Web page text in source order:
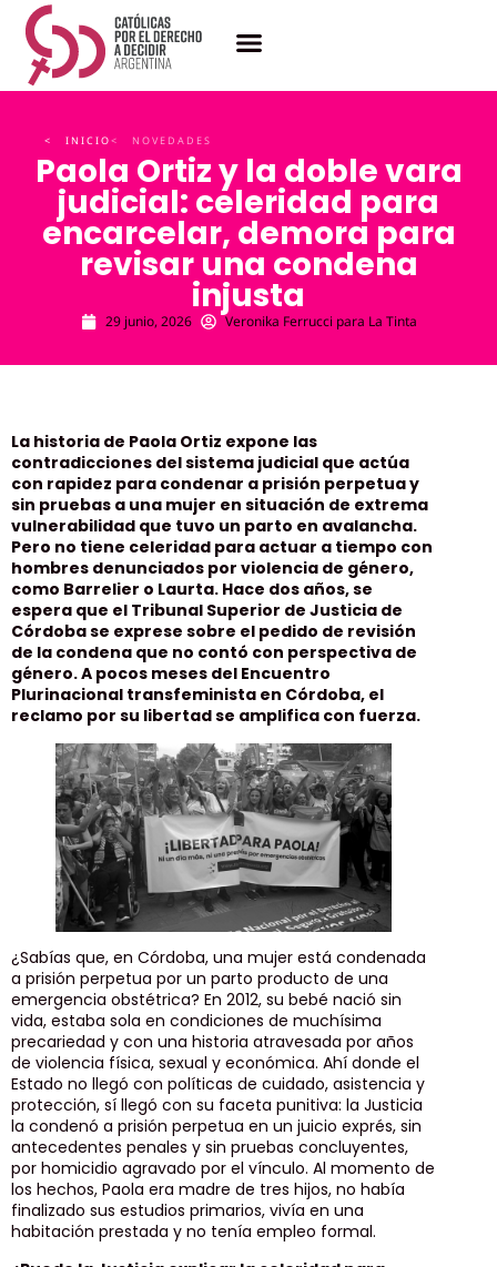
< INICIO< NOVEDADES
Paola Ortiz y la doble vara
judicial: celeridad para
encarcelar, demora para
revisar una condena
injusta
29 junio, 2026 Veronika Ferrucci para La Tinta
La historia de Paola Ortiz expone las
contradicciones del sistema judicial que actúa
con rapidez para condenar a prisión perpetua y
sin pruebas a una mujer en situación de extrema
vulnerabilidad que tuvo un parto en avalancha.
Pero no tiene celeridad para actuar a tiempo con
hombres denunciados por violencia de género,
como Barrelier o Laurta. Hace dos años, se
espera que el Tribunal Superior de Justicia de
Córdoba se exprese sobre el pedido de revisión
de la condena que no contó con perspectiva de
género. A pocos meses del Encuentro
Plurinacional transfeminista en Córdoba, el
reclamo por su libertad se amplifica con fuerza.
¿Sabías que, en Córdoba, una mujer está condenada
a prisión perpetua por un parto producto de una
emergencia obstétrica? En 2012, su bebé nació sin
vida, estaba sola en condiciones de muchísima
precariedad y con una historia atravesada por años
de violencia física, sexual y económica. Ahí donde el
Estado no llegó con políticas de cuidado, asistencia y
protección, sí llegó con su faceta punitiva: la Justicia
la condenó a prisión perpetua en un juicio exprés, sin
antecedentes penales y sin pruebas concluyentes,
por homicidio agravado por el vínculo. Al momento de
los hechos, Paola era madre de tres hijos, no había
finalizado sus estudios primarios, vivía en una
habitación prestada y no tenía empleo formal.